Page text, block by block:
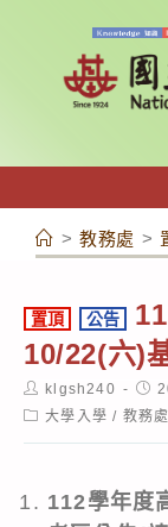
容
> 教務處 >
置頂 公告
10/22(六)
Post
author:
klgsh240
Post
Post大學入學 / 教務處
112學年度